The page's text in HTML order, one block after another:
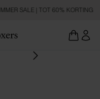
SALE | TOT 60% KORTING